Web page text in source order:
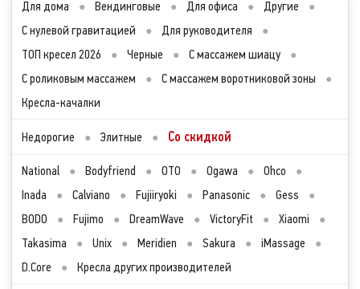
Для дома ● Вендинговые ● Для офиса ● Другие
●
С нулевой гравитацией
● Для руководителя
●
ТОП кресел 2026
● Черные ● С массажем шиацу
●
С роликовым массажем
● С массажем воротниковой зоны
●
Кресла-качалки
Недорогие ● Элитные ● Со скидкой
National ● Bodyfriend ● OTO ● Ogawa ● Ohco
●
Inada
● Calviano ● Fujiiryoki ● Panasonic ● Gess
●
BODO
● Fujimo ● DreamWave ● VictoryFit ● Xiaomi
●
Takasima
● Unix ● Meridien ● Sakura ● iMassage
●
D.Core
● Кресла других производителей